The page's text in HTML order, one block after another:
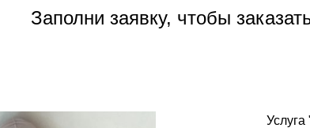
Заполни заявку, чтобы